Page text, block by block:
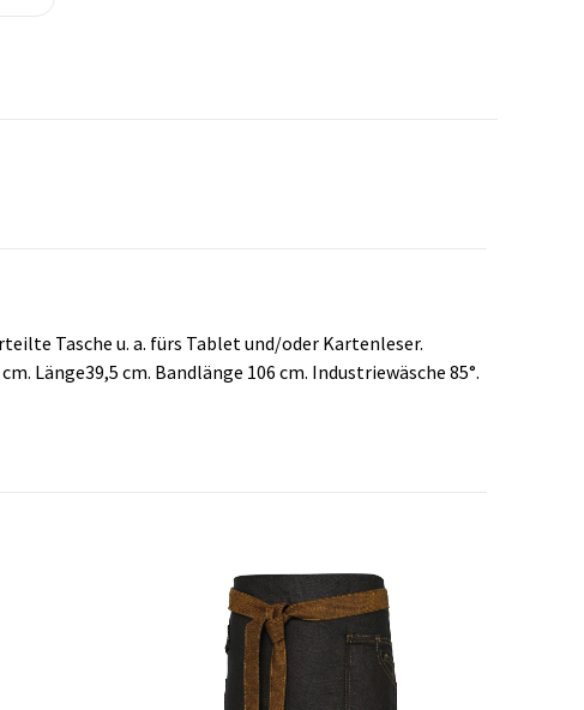
Tasche u. a. fürs Tablet und/oder Kartenleser.
Länge39,5 cm. Bandlänge 106 cm. Industriewäsche 85°.